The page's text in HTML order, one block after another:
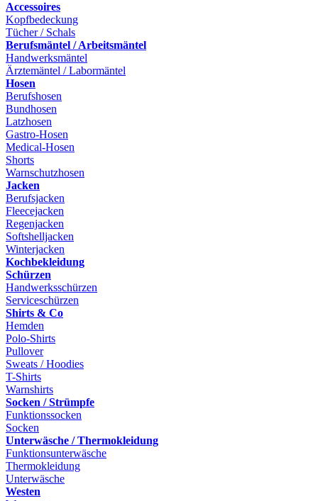
Accessoires
Kopfbedeckung
Tücher / Schals
Berufsmäntel / Arbeitsmäntel
Handwerksmäntel
Ärztemäntel / Labormäntel
Hosen
Berufshosen
Bundhosen
Latzhosen
Gastro-Hosen
Medical-Hosen
Shorts
Warnschutzhosen
Jacken
Berufsjacken
Fleecejacken
Regenjacken
Softshelljacken
Winterjacken
Kochbekleidung
Schürzen
Handwerksschürzen
Serviceschürzen
Shirts & Co
Hemden
Polo-Shirts
Pullover
Sweats / Hoodies
T-Shirts
Warnshirts
Socken / Strümpfe
Funktionssocken
Socken
Unterwäsche / Thermokleidung
Funktionsunterwäsche
Thermokleidung
Unterwäsche
Westen